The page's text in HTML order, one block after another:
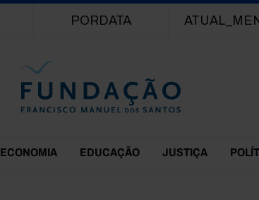
PORDATA
ECONOMIA EDUCAÇÃO JUSTIÇA